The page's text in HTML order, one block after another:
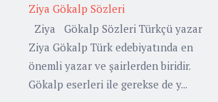
Ziya Gökalp Sözleri
Ziya Gökalp Sözleri Türkçü yazar
Ziya Gökalp Türk edebiyatında en
önemli yazar ve şairlerden biridir.
Gökalp eserleri ile gerekse de y...